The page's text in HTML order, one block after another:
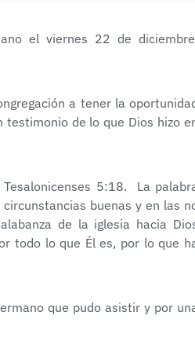
el viernes 22 de
a tener la
de lo que Dios hizo
5:18. La
buenas y en las
de la iglesia hacia
todo lo que Él es, por lo que
que pudo asistir y por